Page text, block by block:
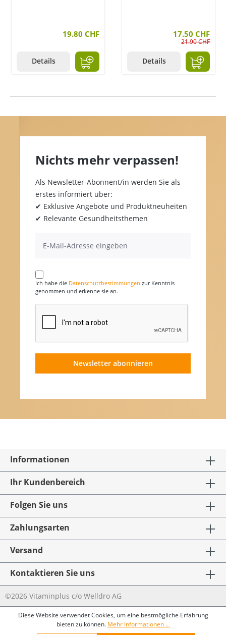
von 4 von 5 Sternen
19.80 CHF
Details
17.50 CHF
21.90 CHF
Details
Nichts mehr verpassen!
Als Newsletter-Abonnent/in werden Sie als
erstes informiert über:
✔ Exklusive Angebote und Produktneuheiten
✔ Relevante Gesundheitsthemen
Ich habe die Datenschutzbestimmungen zur Kenntnis
genommen und erkenne sie an.
Newsletter abonnieren
Informationen
Ihr Kundenbereich
Folgen Sie uns
Zahlungsarten
Versand
Kontaktieren Sie uns
©2026 Vitaminplus c/o Welldro AG
Diese Website verwendet Cookies, um eine bestmögliche Erfahrung
bieten zu können. Mehr Informationen ...